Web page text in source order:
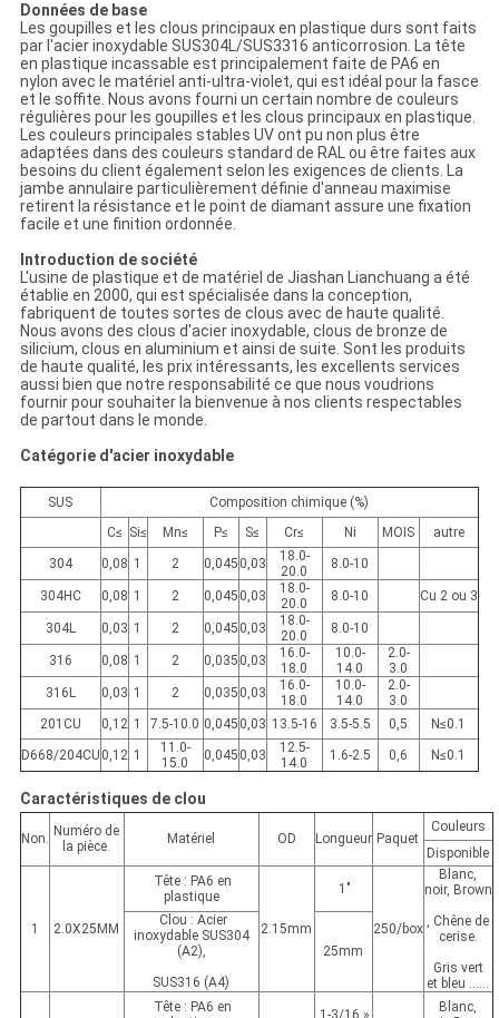
Données de base
Les goupilles et les clous principaux en plastique durs sont faits
par l'acier inoxydable SUS304L/SUS3316 anticorrosion. La tête
en plastique incassable est principalement faite de PA6 en
nylon avec le matériel anti-ultra-violet, qui est idéal pour la fasce
et le soffite. Nous avons fourni un certain nombre de couleurs
régulières pour les goupilles et les clous principaux en plastique.
Les couleurs principales stables UV ont pu non plus être
adaptées dans des couleurs standard de RAL ou être faites aux
besoins du client également selon les exigences de clients. La
jambe annulaire particulièrement définie d'anneau maximise
retirent la résistance et le point de diamant assure une fixation
facile et une finition ordonnée.
Introduction de société
L'usine de plastique et de matériel de Jiashan Lianchuang a été
établie en 2000, qui est spécialisée dans la conception,
fabriquent de toutes sortes de clous avec de haute qualité.
Nous avons des clous d'acier inoxydable, clous de bronze de
silicium, clous en aluminium et ainsi de suite. Sont les produits
de haute qualité, les prix intéressants, les excellents services
aussi bien que notre responsabilité ce que nous voudrions
fournir pour souhaiter la bienvenue à nos clients respectables
de partout dans le monde.
Catégorie d'acier inoxydable
SUS
Composition chimique (%)
C≤ Si≤ Mn≤ P≤ S≤ Cr≤ Ni MOIS
autre
304
0,08 1 2 0,045 0,03
18.0-
20.0
8.0-10
304HC 0,08 1 2 0,045 0,03
18.0-
20.0
8.0-10 Cu 2 ou 3
304L 0,03 1 2 0,045 0,03
18.0-
20.0
8.0-10
316 0,08 1 2 0,035 0,03
16.0-
18.0
10.0-
14.0
2.0-
3.0
316L
0,03 1 2 0,035 0,03
16.0-
18.0
10.0-
14.0
2.0-
3.0
201CU
0,12 1 7.5-10.0 0,045 0,03 13.5-16 3.5-5.5 0,5
N≤0.1
D668/204CU 0,12 1
11.0-
15.0
0,045 0,03
12.5-
14.0
1.6-2.5 0,6 N≤0.1
Caractéristiques de clou
Non. Numéro de
la pièce.
Matériel OD Longueur Paquet
Couleurs
Disponible
1 2.0X25MM
Tête : PA6 en
plastique
2.15mm
1"
250/box
Blanc,
noir, Brown
, Chêne de
cerise.
Gris vert
et bleu ......
Clou : Acier
inoxydable SUS304
(A2),
SUS316 (A4)
25mm
Tête : PA6 en
Blanc,